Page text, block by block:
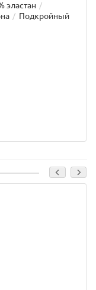
эластан
Подкройный